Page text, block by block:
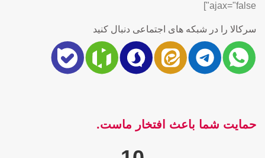
ajax="false"]
سرکالا را در شبکه های اجتماعی دنبال کنید
حمایت شما باعث افتخار ماست.